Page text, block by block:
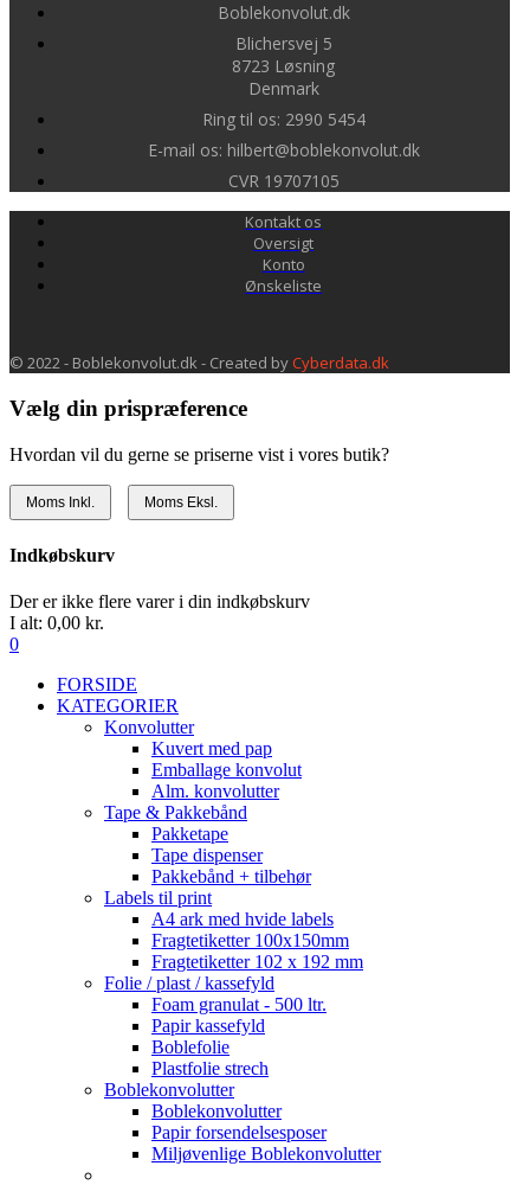
Boblekonvolut.dk
Blichersvej 5
8723 Løsning
Denmark
Ring til os: 2990 5454
E-mail os: hilbert@boblekonvolut.dk
CVR 19707105
Kontakt os
Oversigt
Konto
Ønskeliste
© 2022 - Boblekonvolut.dk - Created byCyberdata.dk
Vælg din prispræference
Hvordan vil du gerne se priserne vist i vores butik?
Moms Inkl. Moms Eksl.
Indkøbskurv
Der er ikke flere varer i din indkøbskurv
I alt: 0,00 kr.
0
FORSIDE
KATEGORIER
Konvolutter
Kuvert med pap
Emballage konvolut
Alm. konvolutter
Tape & Pakkebånd
Pakketape
Tape dispenser
Pakkebånd + tilbehør
Labels til print
A4 ark med hvide labels
Fragtetiketter 100x150mm
Fragtetiketter 102 x 192 mm
Folie / plast / kassefyld
Foam granulat - 500 ltr.
Papir kassefyld
Boblefolie
Plastfolie strech
Boblekonvolutter
Boblekonvolutter
Papir forsendelsesposer
Miljøvenlige Boblekonvolutter